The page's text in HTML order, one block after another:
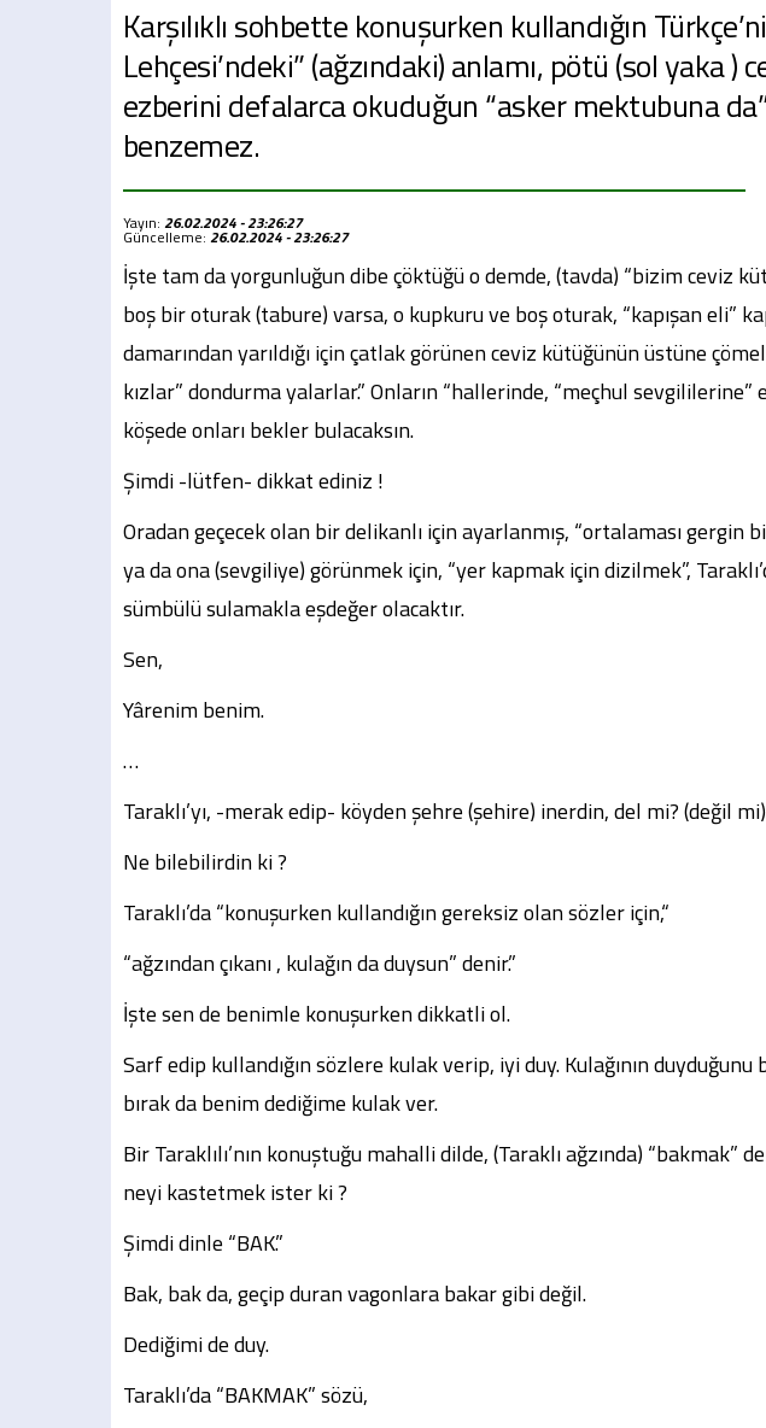
Karşılıklı sohbette konuşurken kullandığın
Lehçesi’ndeki” (ağzındaki) anlamı, pötü (sol yaka )
ezberini defalarca okuduğun “asker mektubuna
benzemez.
Yayın: 26.02.2024 - 23:26:27
Güncelleme: 26.02.2024 - 23:26:27
İşte tam da yorgunluğun dibe çöktüğü o demde, (tavda) “bizim ceviz
boş bir oturak (tabure) varsa, o kupkuru ve boş oturak, “kapışan eli”
damarından yarıldığı için çatlak görünen ceviz kütüğünün üstüne
kızlar” dondurma yalarlar.” Onların “hallerinde, “meçhul sevgililerine”
köşede onları bekler bulacaksın.
Şimdi -lütfen- dikkat ediniz !
Oradan geçecek olan bir delikanlı için ayarlanmış, “ortalaması gergin
ya da ona (sevgiliye) görünmek için, “yer kapmak için dizilmek”,
sümbülü sulamakla eşdeğer olacaktır.
Sen,
Yârenim benim.
…
Taraklı’yı, -merak edip- köyden şehre (şehire) inerdin, del mi? (değil mi)
Ne bilebilirdin ki ?
Taraklı’da “konuşurken kullandığın gereksiz olan sözler için,“
“ağzından çıkanı , kulağın da duysun” denir.”
İşte sen de benimle konuşurken dikkatli ol.
Sarf edip kullandığın sözlere kulak verip, iyi duy. Kulağının
bırak da benim dediğime kulak ver.
Bir Taraklılı’nın konuştuğu mahalli dilde, (Taraklı ağzında) “bakmak”
neyi kastetmek ister ki ?
Şimdi dinle “BAK.”
Bak, bak da, geçip duran vagonlara bakar gibi değil.
Dediğimi de duy.
Taraklı’da “BAKMAK” sözü,